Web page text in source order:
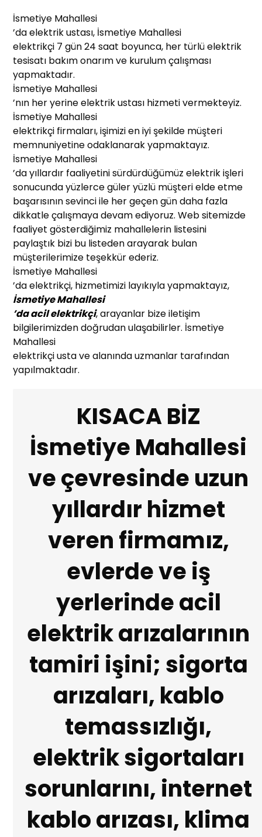
İsmetiye Mahallesi
’da elektrik ustası, İsmetiye Mahallesi
elektrikçi 7 gün 24 saat boyunca, her türlü elektrik
tesisatı bakım onarım ve kurulum çalışması
yapmaktadır.
İsmetiye Mahallesi
’nın her yerine elektrik ustası hizmeti vermekteyiz.
İsmetiye Mahallesi
elektrikçi firmaları, işimizi en iyi şekilde müşteri
memnuniyetine odaklanarak yapmaktayız.
İsmetiye Mahallesi
’da yıllardır faaliyetini sürdürdüğümüz elektrik işleri
sonucunda yüzlerce güler yüzlü müşteri elde etme
başarısının sevinci ile her geçen gün daha fazla
dikkatle çalışmaya devam ediyoruz. Web sitemizde
faaliyet gösterdiğimiz mahallelerin listesini
paylaştık bizi bu listeden arayarak bulan
müşterilerimize teşekkür ederiz.
İsmetiye Mahallesi
’da elektrikçi, hizmetimizi layıkıyla yapmaktayız,
İsmetiye Mahallesi
’da acil elektrikçi, arayanlar bize iletişim
bilgilerimizden doğrudan ulaşabilirler. İsmetiye
Mahallesi
elektrikçi usta ve alanında uzmanlar tarafından
yapılmaktadır.
KISACA BİZ
İsmetiye Mahallesi
ve çevresinde uzun
yıllardır hizmet
veren firmamız,
evlerde ve iş
yerlerinde acil
elektrik arızalarının
tamiri işini; sigorta
arızaları, kablo
temassızlığı,
elektrik sigortaları
sorunlarını, internet
kablo arızası, klima